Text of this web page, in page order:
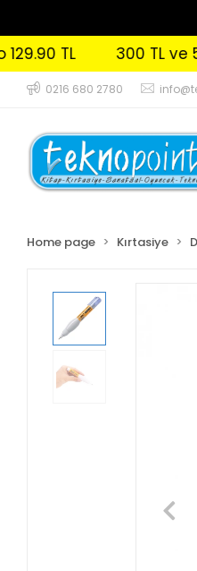
TL 300 TL ve 599
0216 680 2780
Home page Kırtasiye